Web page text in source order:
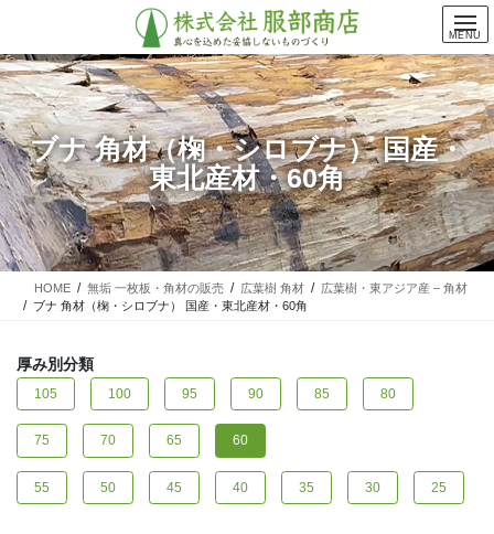
テ
ン
ツ
に
移
動
ゲ
ー
シ
ョ
ン
に
移
動
ブナ 角材（椈・シロブナ） 国産・
東北産材・60角
HOME 無垢 一枚板・角材の販売 広葉樹 角材
広葉樹・東アジア産 – 角材
ブナ 角材（椈・シロブナ） 国産・東北産材・60角
厚み別分類
105 100 95 90 85 80
75 70 65 60
55 50 45 40 35 30 25
MENU